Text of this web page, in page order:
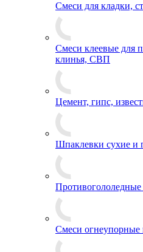
Смеси для кладки,
Смеси клеевые для
клинья, СВП
Цемент, гипс,
Шпаклевки сухие и
Противогололедные
Смеси огнеупорные